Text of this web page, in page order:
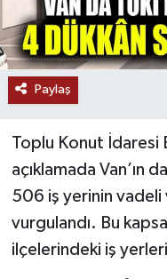
Paylaş
Toplu Konut İdaresi
açıklamada Van’ın
506 iş yerinin vadeli
vurgulandı. Bu
ilçelerindeki iş yerleri